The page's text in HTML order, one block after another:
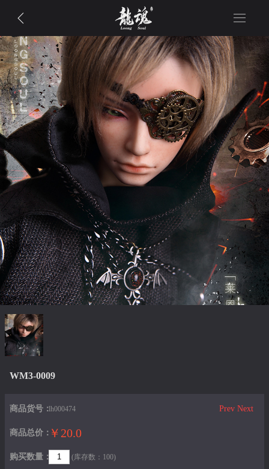
WM3-0009
Prev Next
商品货号：lh000474
商品总价： ￥20.0
购买数量： (库存数：100)